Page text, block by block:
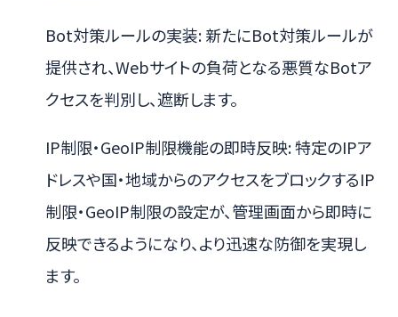
Bot対策ルールの実装: 新たにBot対策ルールが
提供され、Webサイトの負荷となる悪質なBotア
クセスを判別し、遮断します。
IP制限・GeoIP制限機能の即時反映: 特定のIPア
ドレスや国・地域からのアクセスをブロックするIP
制限・GeoIP制限の設定が、管理画面から即時に
反映できるようになり、より迅速な防御を実現し
ます。